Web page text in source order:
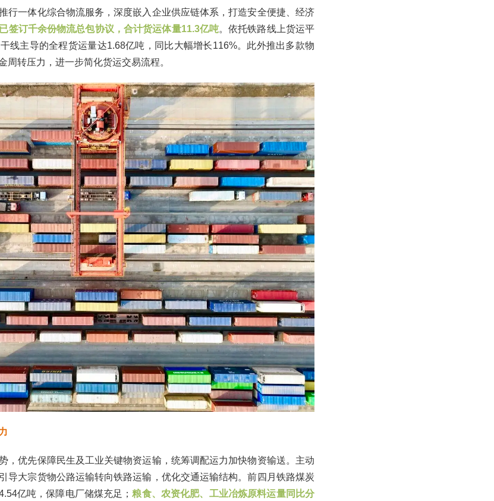
行一体化综合物流服务，深度嵌入企业供应链体系，打造安全便捷、经济
签订千余份物流总包协议，合计货运体量11.3亿吨。依托铁路线上货运平
线主导的全程货运量达1.68亿吨，同比大幅增长116%。此外推出多款物
周转压力，进一步简化货运交易流程。
，优先保障民生及工业关键物资运输，统筹调配运力加快物资输送。主动
导大宗货物公路运输转向铁路运输，优化交通运输结构。前四月铁路煤炭
亿吨，保障电厂储煤充足；粮食、农资化肥、工业冶炼原料运量同比分